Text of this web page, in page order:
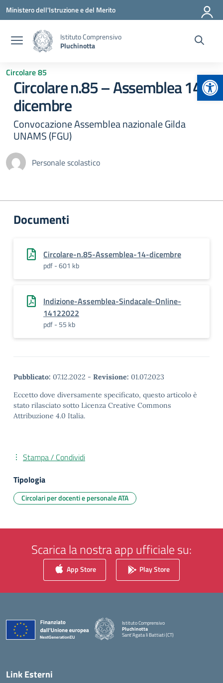
Vai ai contenuti
Vai al menu di navigazione
Vai al footer
Ministero dell'Istruzione e del Merito
Istituto Comprensivo
Pluchinotta
Circolare 85
Circolare n.85 – Assemblea 14
dicembre
Convocazione Assemblea nazionale Gilda
UNAMS (FGU)
Personale scolastico
Documenti
Circolare-n.85-Assemblea-14-dicembre
pdf - 601 kb
Indizione-Assemblea-Sindacale-Online-
14122022
pdf - 55 kb
Pubblicato: 07.12.2022 - Revisione: 01.07.2023
Eccetto dove diversamente specificato, questo articolo è
stato rilasciato sotto Licenza Creative Commons
Attribuzione 4.0 Italia.
Stampa / Condividi
Tipologia
Circolari per docenti e personale ATA
Scarica la nostra app ufficiale su:
App Store Play Store
Istituto Comprensivo
Pluchinotta
Sant'Agata li Battiati (CT)
— Visita la pagina iniziale della scuola
Link Esterni